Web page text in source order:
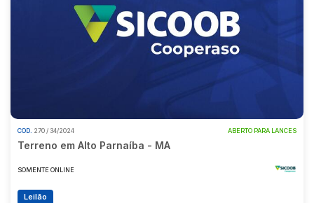
COD. 270 / 34/2024 ABERTO PARA LANCES
Terreno em Alto Parnaíba - MA
SOMENTE ONLINE
Leilão